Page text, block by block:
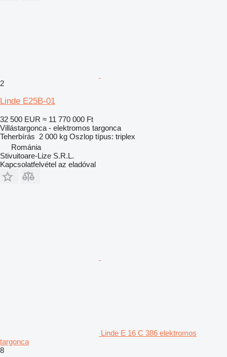
2
Linde E25B-01
32 500 EUR ≈ 11 770 000 Ft
Villástargonca - elektromos targonca
Teherbírás 2 000 kg Oszlop típus: triplex
Románia
Stivuitoare-Lize S.R.L.
Kapcsolatfelvétel az eladóval
Linde E 16 C 386 elektromos
targonca
8